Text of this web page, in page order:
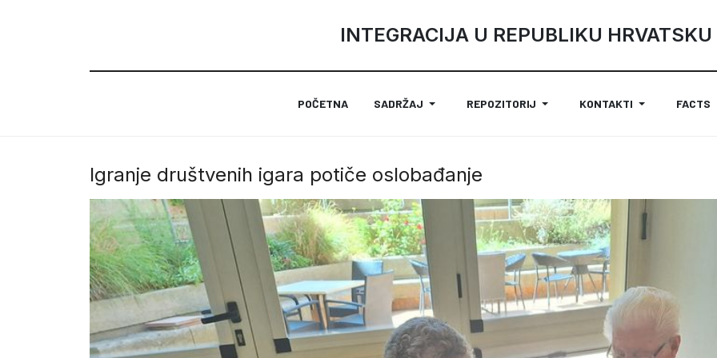
INTEGRACIJA U REPUBLIKU HRVATSKU
POČETNA SADRŽAJ REPOZITORIJ KONTAKTI FACTS
Igranje društvenih igara potiče oslobađanje